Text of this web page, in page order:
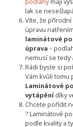
lak se
Víte, že
úpravu
laminátové
úprava –
nemusí se tedy
Rádi byste si
Vám kvůli tomu
Laminátové
vytápěnídíky
Chcete pořídit
? Laminátové
podle kvality a